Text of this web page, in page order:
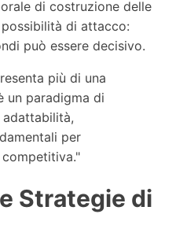
di costruzione delle
di attacco:
può essere decisivo.
più di una
un paradigma di
per
Strategie di